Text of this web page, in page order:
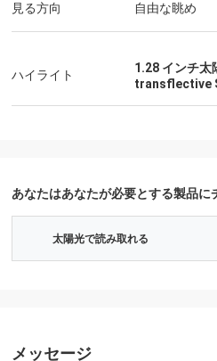
合もありますが、これは弊社エンジニア
仕事です。ご質問がございましたら、
晴らしく、本当に一流に見えます。製
者として貴社を見つけることができて
しく思います
見る方向 自由な眺め
ハイライト 1.28 インチ
transflective
あなたはあなたが必要とする製品に
太陽光で読み取れる
メッセージ